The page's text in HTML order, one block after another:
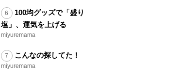
100均グッズで「盛り
塩」、運気を上げる
miyuremama
こんなの探してた！
miyuremama